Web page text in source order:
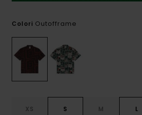
Colori Outofframe
XS S M L